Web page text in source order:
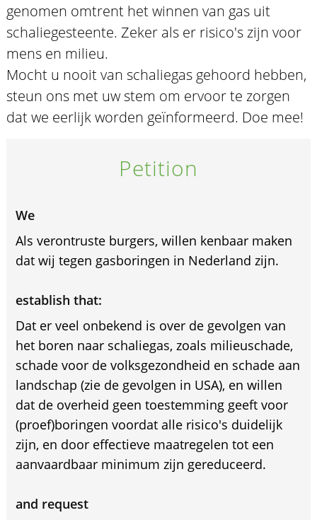
genomen omtrent het winnen van gas uit
schaliegesteente. Zeker als er risico's zijn voor
mens en milieu.
Mocht u nooit van schaliegas gehoord hebben,
steun ons met uw stem om ervoor te zorgen
dat we eerlijk worden geïnformeerd. Doe mee!
Petition
We
Als verontruste burgers, willen kenbaar maken
dat wij tegen gasboringen in Nederland zijn.
establish that:
Dat er veel onbekend is over de gevolgen van
het boren naar schaliegas, zoals milieuschade,
schade voor de volksgezondheid en schade aan
landschap (zie de gevolgen in USA), en willen
dat de overheid geen toestemming geeft voor
(proef)boringen voordat alle risico's duidelijk
zijn, en door effectieve maatregelen tot een
aanvaardbaar minimum zijn gereduceerd.
and request